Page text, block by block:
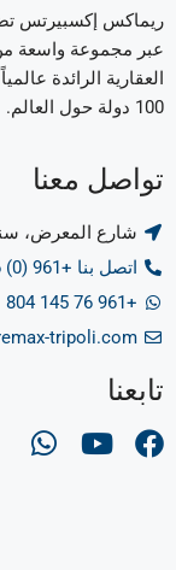
ريماكس إكسبيرتس
عبر مجموعة واسعة
100 دولة حول العالم.
تواصل معنا
شارع المعرض،
اتصل بنا +961 (0) 6 440 723
+961 76 145 804
tripoli.com
تابعنا